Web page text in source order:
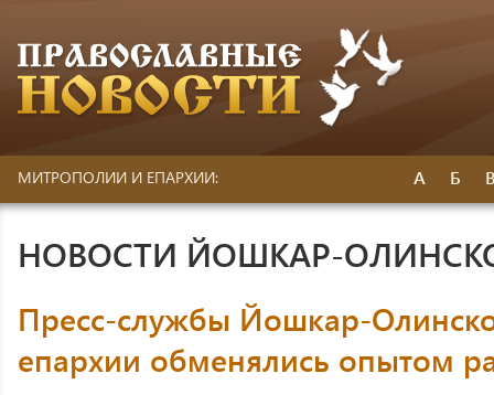
МИТРОПОЛИИ И ЕПАРХИИ: А Б
НОВОСТИ ЙОШКАР-
Пресс-службы Йошкар-
епархии обменялись опытом